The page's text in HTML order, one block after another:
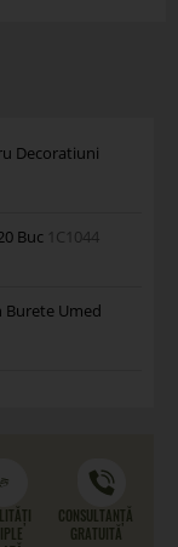
Decoratiuni
Buc 1C1044
Burete Umed
CONSULTANȚĂ
GRATUITĂ